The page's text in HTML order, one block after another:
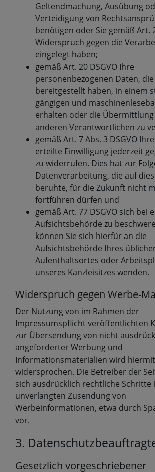
Geltendmachung, Ausübung
Verteidigung von
benötigen oder Sie gemäß Art.
Widerspruch gegen die
eingelegt haben;
gemäß Art. 20 DSGVO Ihre
personenbezogenen Daten, die
bereitgestellt haben, in einem
gängigen und
erhalten oder die Übermittlung
anderen Verantwortlichen zu
gemäß Art. 7 Abs. 3 DSGVO
erteilte Einwilligung jederzeit
zu widerrufen. Dies hat zur
Datenverarbeitung, die auf
beruhte, für die Zukunft nicht
fortführen dürfen und
gemäß Art. 77 DSGVO sich bei
Aufsichtsbehörde zu
können Sie sich hierfür an die
Aufsichtsbehörde Ihres
Aufenthaltsortes oder
unseres Kanzleisitzes wenden.
Widerspruch gegen Werbe-
Der Nutzung von im Rahmen der
Impressumspflicht veröffentlichten
zur Übersendung von nicht
angeforderter Werbung und
Informationsmaterialien wird hiermit
widersprochen. Die Betreiber der
sich ausdrücklich rechtliche Schritte
unverlangten Zusendung von
Werbeinformationen, etwa durch
vor.
3.
Gesetzlich vorgeschriebener